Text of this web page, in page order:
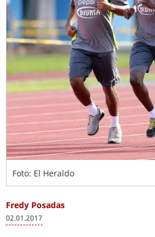
Foto: El Heraldo
Fredy Posadas
02.01.2017